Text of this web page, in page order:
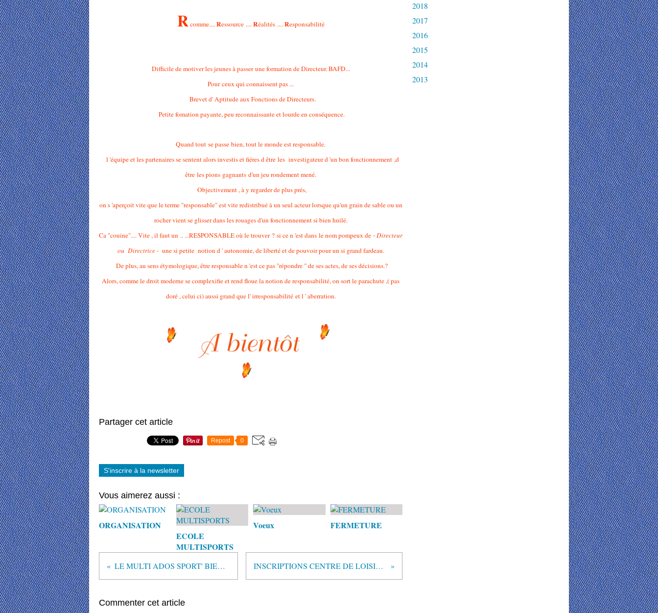
Rcomme....Ressource ....Réalités ....Responsabilité
Difficile de motiver les jeunes à passer une formation de Directeur. BAFD...
Pour ceux qui connaissent pas ...
Brevet d' Aptitude aux Fonctions de Directeurs.
Petite fomation payante, peu reconnaissante et lourde en conséquence.
Quand tout se passe bien, tout le monde est responsable.
l 'équipe et les partenaires se sentent alors investis et fiéres d être les investigateur d 'un bon fonctionnement ,d
être les pions gagnants d'un jeu rondement mené.
Objectivement , à y regarder de plus prés,
on s 'aperçoit vite que le terme "responsable" est vite redistribué à un seul acteur lorsque qu'un grain de sable ou un
rocher vient se glisser dans les rouages d'un fonctionnement si bien huilé.
Ca "couine".... Vite , il faut un .. ...RESPONSABLE où le trouver ? si ce n 'est dans le nom pompeux de -Directeur
ou Directrice- une si petite notion d ' autonomie, de liberté et de pouvoir pour un si grand fardeau.
De plus, au sens étymologique, être responsable n 'est ce pas "répondre " de ses actes, de ses décisions.?
Alors, comme le droit moderne se complexifie et rend floue la notion de responsabilité, on sort le parachute ,( pas
doré , celui ci) aussi grand que l' irresponsabilité et l ' aberration.
Partager cet article
Repost 0
S'inscrire à la newsletter
Vous aimerez aussi :
ORGANISATION
ECOLE
MULTISPORTS
Voeux FERMETURE
LE MULTI ADOS SPORT' BIEN- Le "paseo" de la Salsa INSCRIPTIONS CENTRE DE LOISIRS- RAID FERTOIS 2013-
Commenter cet article
2018
2017
2016
2015
2014
2013